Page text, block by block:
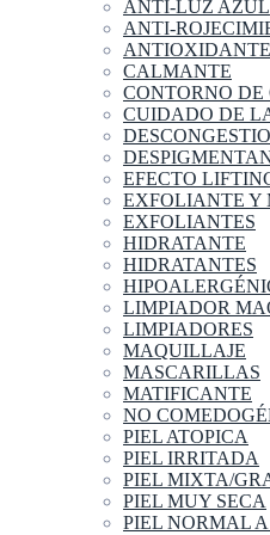
ANTI-LUZ AZUL
ANTI-
ANTIOXIDANTE
CALMANTE
CONTORNO DE
CUIDADO DE
EFECTO
EXFOLIANTE Y
EXFOLIANTES
HIDRATANTE
HIDRATANTES
LIMPIADOR
LIMPIADORES
MAQUILLAJE
MASCARILLAS
MATIFICANTE
NO
PIEL ATOPICA
PIEL IRRITADA
PIEL MIXTA/
PIEL MUY SECA
PIEL NORMAL A